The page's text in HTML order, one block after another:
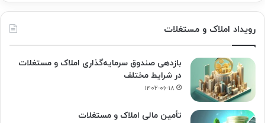
رویداد املاک و مستغلات
بازدهی صندوق سرمایه‌گذاری املاک و مستغلات
در شرایط مختلف
۱۴۰۲-۰۶-۱۸
تأمین مالی املاک و مستغلات